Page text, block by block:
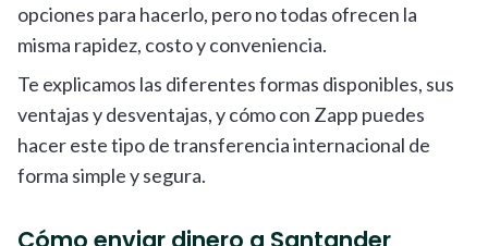
opciones para hacerlo, pero no todas ofrecen la
misma rapidez, costo y conveniencia.
Te explicamos las diferentes formas disponibles, sus
ventajas y desventajas, y cómo con Zapp puedes
hacer este tipo de transferencia internacional de
forma simple y segura.